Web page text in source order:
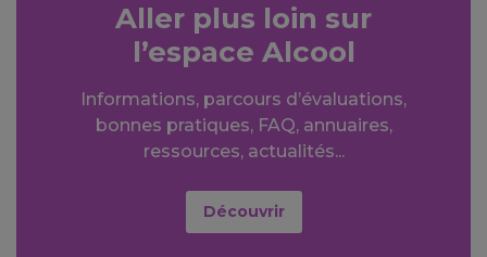
Aller plus loin sur
l’espace Alcool
Informations, parcours d’évaluations,
bonnes pratiques, FAQ, annuaires,
ressources, actualités...
Découvrir